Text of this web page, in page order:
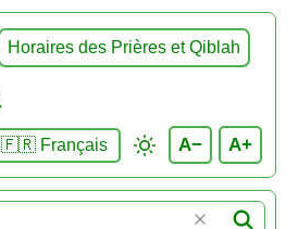
Horaires des Prières et Qiblah
🇫🇷 Français A− A+